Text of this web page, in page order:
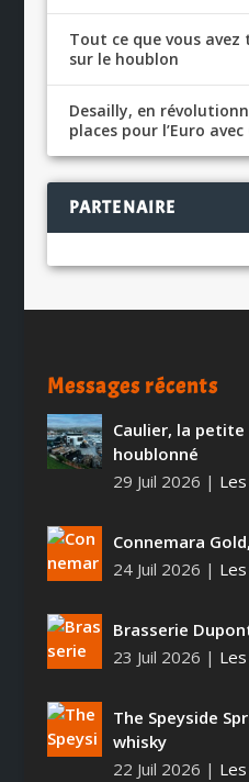
Tout ce que vous
sur le houblon
Desailly, en
places pour l’Euro
PARTENAIRE
Messages récents
Caulier, la
houblonné
29 Juil 2026 |
Connemara
24 Juil 2026 |
Brasserie
23 Juil 2026 |
The Speyside
whisky
22 Juil 2026 |